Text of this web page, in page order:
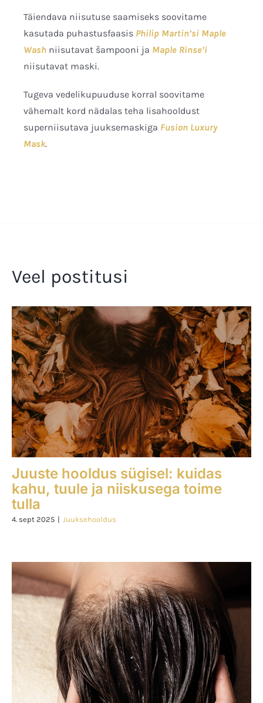
Täiendava niisutuse saamiseks soovitame
kasutada puhastusfaasis Philip Martin’si Maple
Washniisutavat šampooni ja Maple Rinse’i
niisutavat maski.
Tugeva vedelikupuuduse korral soovitame
vähemalt kord nädalas teha lisahooldust
superniisutava juuksemaskiga Fusion Luxury
Mask.
Veel postitusi
Juuste hooldus sügisel: kuidas
kahu, tuule ja niiskusega toime
tulla
4. sept 2025 | Juuksehooldus